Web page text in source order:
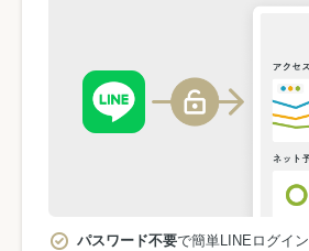
パスワード不要で簡単LINEログイン